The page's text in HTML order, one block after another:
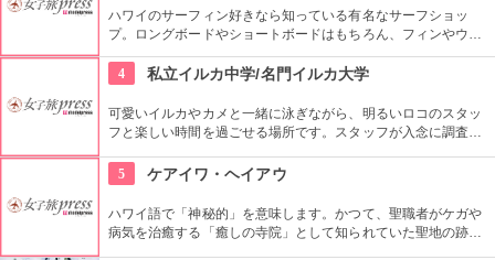
ハワイのサーフィン好きなら知っている有名なサーフショッ
プ。ロングボードやショートボードはもちろん、フィンやウェ
ットスーツまでなんでも相談できる専門店。 ボードのレンタル
や保管も行っています。
4 私立イルカ中学/名門イルカ大学
可愛いイルカやカメと一緒に泳ぎながら、明るいロコのスタッ
フと楽しい時間を過ごせる場所です。スタッフが入念に調査す
やフラなどの“授業”もあります。“卒業”時の達成感は一緒の思い
出になりそうですね。
5 ケアイワ・ヘイアウ
ハワイ語で「神秘的」を意味します。かつて、聖職者がケガや
病気を治癒する「癒しの寺院」として知られていた聖地の跡地